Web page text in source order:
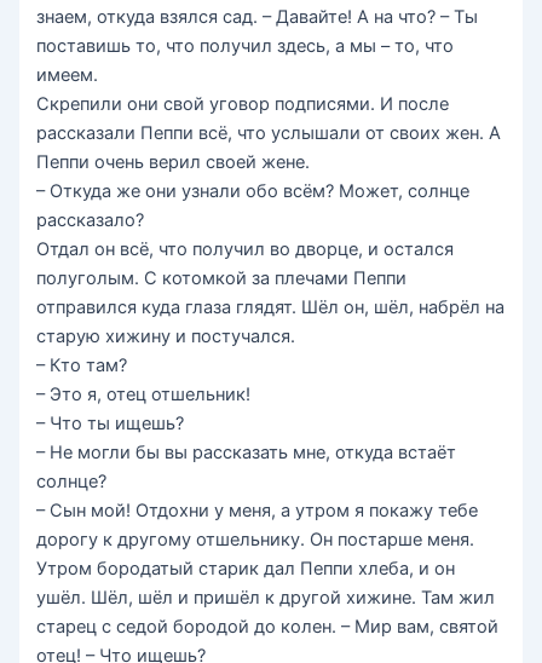
знаем, откуда взялся сад. – Давайте! А на что? – Ты
поставишь то, что получил здесь, а мы – то, что
имеем.
Скрепили они свой уговор подписями. И после
рассказали Пеппи всё, что услышали от своих жен. А
Пеппи очень верил своей жене.
– Откуда же они узнали обо всём? Может, солнце
рассказало?
Отдал он всё, что получил во дворце, и остался
полуголым. С котомкой за плечами Пеппи
отправился куда глаза глядят. Шёл он, шёл, набрёл на
старую хижину и постучался.
– Кто там?
– Это я, отец отшельник!
– Что ты ищешь?
– Не могли бы вы рассказать мне, откуда встаёт
солнце?
– Сын мой! Отдохни у меня, а утром я покажу тебе
дорогу к другому отшельнику. Он постарше меня.
Утром бородатый старик дал Пеппи хлеба, и он
ушёл. Шёл, шёл и пришёл к другой хижине. Там жил
старец с седой бородой до колен. – Мир вам, святой
отец! – Что ищешь?